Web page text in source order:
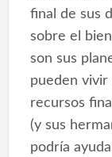
final de sus
sobre el
son sus
pueden vivir
recursos
(y sus
podría